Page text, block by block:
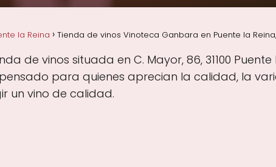
la Reina Tienda de vinos Vinoteca Ganbara en Puente la
de vinos situada en C. Mayor, 86, 31100 Puente
para quienes aprecian la calidad, la
un vino de calidad.